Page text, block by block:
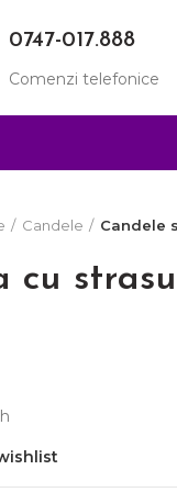
0747-017.888
Comenzi telefonice
Candele Candele
cu